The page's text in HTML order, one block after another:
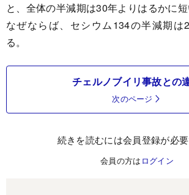
と、全体の半減期は30年よりはるかに短
なぜならば、セシウム134の半減期は
る。
チェルノブイリ事故との
次のページ
続きを読むには会員登録が必要
会員の方は ログイン